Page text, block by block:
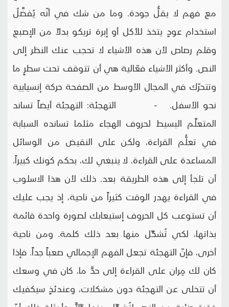
مع فهم لا يقلُّ جودة. وما من شك في أنّه يُفضَّلُ
استخدام عودٍ يتخذ للأكل أو إبرة تريكو بدلاً من الإصبع
وقلم رصاص لأن هذه الأشياء لا تحجب عنك النظر إلى
النص. وأكثر الأشياء فعّالية هي أن تتوقف تحت سطرٍ ما
وتتحرّك في المجال الأوسط من الصفحة حركة إنسيابية
نحو الأسفل. - التهجئة: التهجئة أيضاً تساند
المتعلِّم البسيط لحروف الهجاء مثلما تسانده السبابة
في تعلُّم القراءة، ولكن على النقيض من الوسائل
المساعدة على القراءة، لا ينبغي لك، بحكم كونك كبيراً،
أن تلجأ إلى هذه الطريقة بعد. ذلك لأن هذا الاسلوب
في القراءة يهدر الوقت كثيراً من ناحية، إذ يجب عليك
أن تستوعب كل الحروف إستيعابك لصورة واحدة قائمة
بذاتها، لكي تُشكِّل منها بعد ذلك كلمة. ومن ناحية
أخرى، فإنّ التهجئة تجعل الفهم الإجمالي صعباً جداً. فإذا
كان لك مِران على القراءة إلى حدٍّ ما، كان في وسعك
أن تتخلى عن التهجئة دون مشكلات، وعندئذٍ سيكفيك